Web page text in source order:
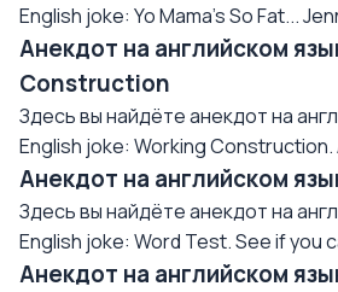
English joke: Yo Mama's So Fat...
Анекдот на английском
Construction
Здесь вы найдёте анекдот на
English joke: Working Construction.
Анекдот на английском
Здесь вы найдёте анекдот на
English joke: Word Test. See if you
Анекдот на английском